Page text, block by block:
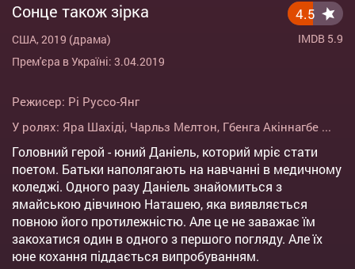
Сонце також зірка
США, 2019 (драма)
Прем'єра в Україні: 3.04.2019
4.5
IMDB 5.9
Режисер: Рі Руссо-Янг
У ролях: Яра Шахіді, Чарльз Мелтон, Гбенга Акіннагбе ...
Головний герой - юний Даніель, которий мріє стати
поетом. Батьки наполягають на навчанні в медичному
коледжі. Одного разу Даніель знайомиться з
ямайською дівчиною Наташею, яка виявляється
повною його протилежністю. Але це не заважає їм
закохатися один в одного з першого погляду. Але їх
юне кохання піддається випробуванням.